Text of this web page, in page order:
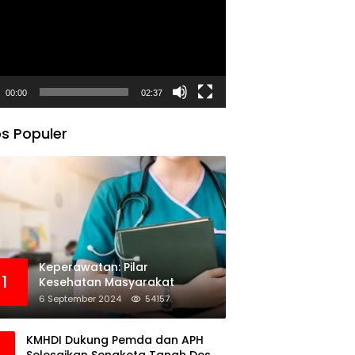
00:00 02:37
Populer
1
Keperawatan: Pilar
Kesehatan Masyarakat
6 September 2024 54157
KMHDI Dukung Pemda dan APH